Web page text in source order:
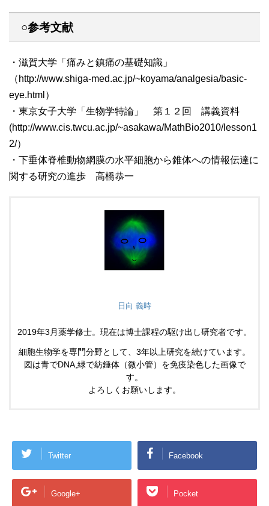
○参考文献
・滋賀大学「痛みと鎮痛の基礎知識」
（http://www.shiga-med.ac.jp/~koyama/analgesia/basic-
eye.html）
・東京女子大学「生物学特論」 第１２回 講義資料
(http://www.cis.twcu.ac.jp/~asakawa/MathBio2010/lesson1
2/）
・下垂体脊椎動物網膜の水平細胞から錐体への情報伝達に
関する研究の進歩 高橋恭一
日向 義時
2019年3月薬学修士。現在は博士課程の駆け出し研究者です。
細胞生物学を専門分野として、3年以上研究を続けています。
図は青でDNA,緑で紡錘体（微小管）を免疫染色した画像で
す。
よろしくお願いします。
Twitter Facebook
Google+ Pocket